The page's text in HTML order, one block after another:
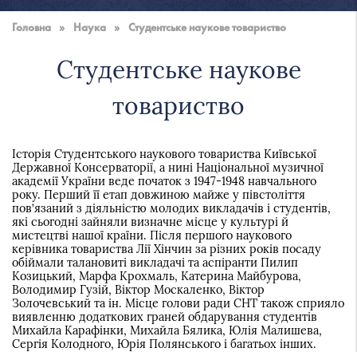
музична
Головна » Наука » Студентське наукове товариство
Студентське наукове
товариство
Історія Студентського наукового товариства Київської
Державної Консерваторії, а нині Національної музичної
академії України веде початок з 1947-1948 навчального
року. Перший її етап довжиною майже у півстоліття
пов’язаний з діяльністю молодих викладачів і студентів,
які сьогодні зайняли визначне місце у культурі й
мистецтві нашої країни. Після першого наукового
керівника товариства Лії Хінчин за різних років посаду
обіймали талановиті викладачі та аспіранти Пилип
Козицький, Марфа Крохмаль, Катерина Майбурова,
Володимир Гузій, Віктор Москаленко, Віктор
Золочевський та ін. Місце голови ради СНТ також сприяло
виявленню додаткових граней обдарування студентів
Михайла Карафінки, Михайла Бялика, Юлія Малишева,
Сергія Колодного, Юрія Полянського і багатьох інших.